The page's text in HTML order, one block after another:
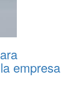
empresa